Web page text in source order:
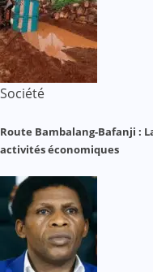
Société
Route Bambalang-Bafanji :
activités économiques